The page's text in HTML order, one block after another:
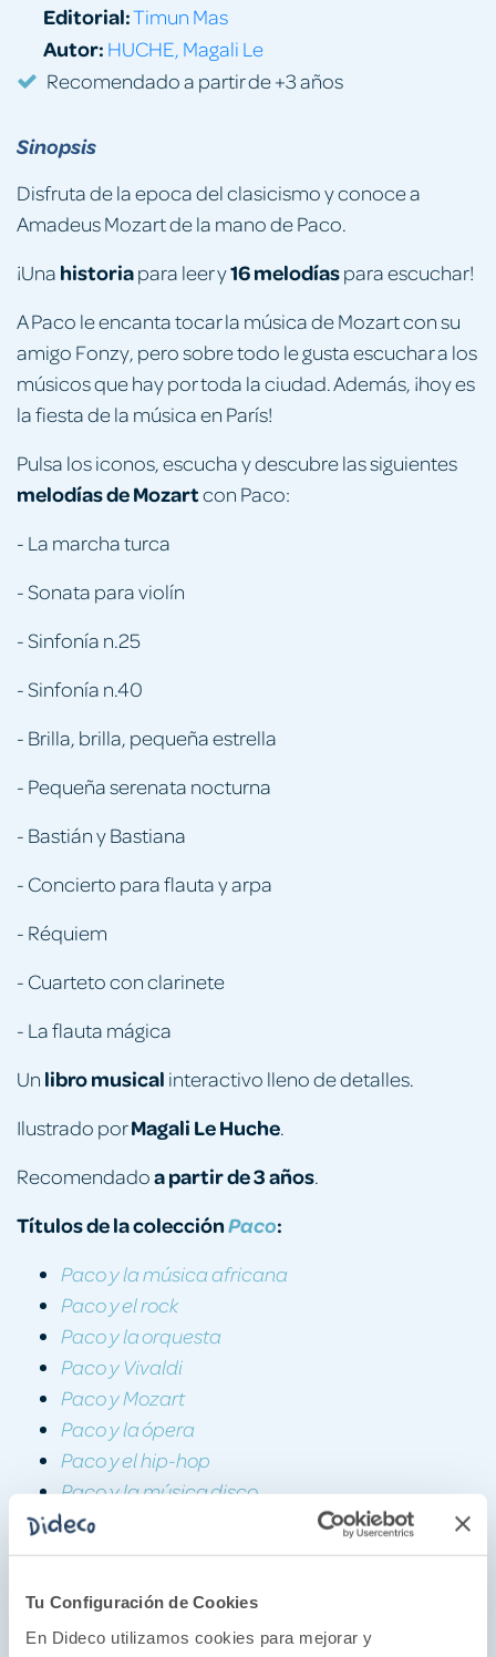
Tu Configuración de Cookies
En Dideco utilizamos cookies para mejorar y
Sinopsis
Disfruta de la epoca del clasicismo y conoce a
Amadeus Mozart de la mano de Paco.
¡Una historiapara leer y16 melodíaspara escuchar!
A Paco le encanta tocar la música de Mozart con su
amigo Fonzy, pero sobre todo le gusta escuchar a los
músicos que hay por toda la ciudad. Además, ¡hoy es
la fiesta de la música en París!
Pulsa los iconos, escucha y descubre las siguientes
melodías de Mozartcon Paco:
- La marcha turca
- Sonata para violín
- Sinfonía n.25
- Sinfonía n.40
- Brilla, brilla, pequeña estrella
- Pequeña serenata nocturna
- Bastián y Bastiana
- Concierto para flauta y arpa
- Réquiem
- Cuarteto con clarinete
- La flauta mágica
Un libro musical interactivo lleno de detalles.
Ilustrado porMagali Le Huche.
Recomendadoa partir de 3 años.
Títulos de la colecciónPaco:
Paco y la música africana
Paco y el rock
Paco y la orquesta
Paco y Vivaldi
Paco y Mozart
Paco y la ópera
Paco y el hip-hop
Paco y la música disco
Paco y el jazz
Paco y el reggae
¿Por qué nos gusta?
Editorial:Timun Mas
Autor: HUCHE, Magali Le
Recomendado a partir de +3 años